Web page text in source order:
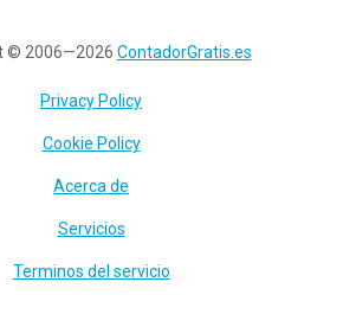
© 2006—2026 ContadorGratis.es
Privacy Policy
Cookie Policy
Acerca de
Servicios
Terminos del servicio